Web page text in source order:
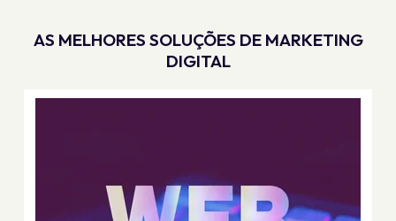
AS MELHORES SOLUÇÕES DE MARKETING
DIGITAL